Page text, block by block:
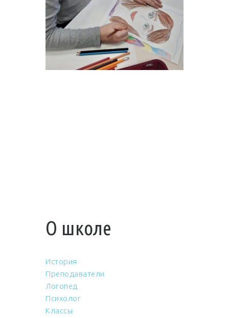
О школе
История
Преподаватели
Логопед
Психолог
Классы